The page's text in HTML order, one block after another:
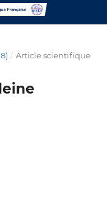
/ Article scientifique